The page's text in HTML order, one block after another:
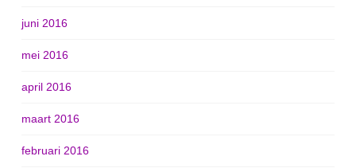
juni 2016
mei 2016
april 2016
maart 2016
februari 2016